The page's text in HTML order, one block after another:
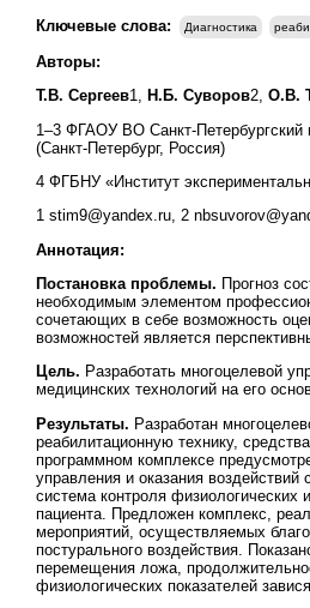
Ключевые слова:
Диагностика
Авторы:
Т.В. Сергеев1, Н.Б. Суворов2, О.В.
1–3 ФГАОУ ВО Санкт-Петербургский
(Санкт-Петербург, Россия)
4 ФГБНУ «Институт
1 stim9@yandex.ru, 2
Аннотация:
Постановка проблемы. Прогноз
необходимым элементом
сочетающих в себе возможность
возможностей является
Цель. Разработать многоцелевой
медицинских технологий на его
Результаты. Разработан
реабилитационную технику,
программном комплексе
управления и оказания
система контроля физиологических
пациента. Предложен комплекс,
мероприятий, осуществляемых
постурального воздействия.
перемещения ложа,
физиологических показателей